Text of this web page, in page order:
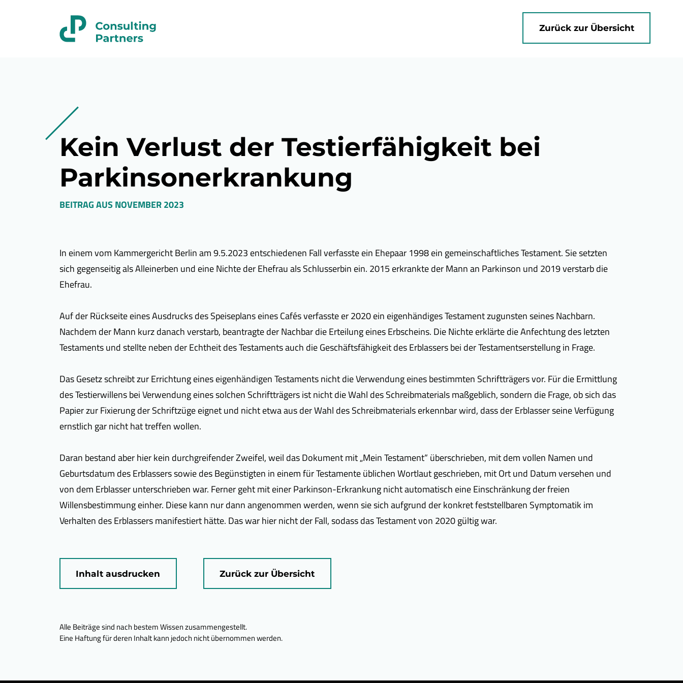
Zurück zur Übersicht
Kein Verlust der Testierfähigkeit bei
Parkinsonerkrankung
BEITRAG AUSNOVEMBER 2023
In einem vom Kammergericht Berlin am 9.5.2023 entschiedenen Fall verfasste ein Ehepaar 1998 ein gemeinschaftliches Testament. Sie setzten
sich gegenseitig als Alleinerben und eine Nichte der Ehefrau als Schlusserbin ein. 2015 erkrankte der Mann an Parkinson und 2019 verstarb die
Ehefrau.
Auf der Rückseite eines Ausdrucks des Speiseplans eines Cafés verfasste er 2020 ein eigenhändiges Testament zugunsten seines Nachbarn.
Nachdem der Mann kurz danach verstarb, beantragte der Nachbar die Erteilung eines Erbscheins. Die Nichte erklärte die Anfechtung des letzten
Testaments und stellte neben der Echtheit des Testaments auch die Geschäftsfähigkeit des Erblassers bei der Testamentserstellung in Frage.
Das Gesetz schreibt zur Errichtung eines eigenhändigen Testaments nicht die Verwendung eines bestimmten Schriftträgers vor. Für die Ermittlung
des Testierwillens bei Verwendung eines solchen Schriftträgers ist nicht die Wahl des Schreibmaterials maßgeblich, sondern die Frage, ob sich das
Papier zur Fixierung der Schriftzüge eignet und nicht etwa aus der Wahl des Schreibmaterials erkennbar wird, dass der Erblasser seine Verfügung
ernstlich gar nicht hat treffen wollen.
Daran bestand aber hier kein durchgreifender Zweifel, weil das Dokument mit „Mein Testament“ überschrieben, mit dem vollen Namen und
Geburtsdatum des Erblassers sowie des Begünstigten in einem für Testamente üblichen Wortlaut geschrieben, mit Ort und Datum versehen und
von dem Erblasser unterschrieben war. Ferner geht mit einer Parkinson-Erkrankung nicht automatisch eine Einschränkung der freien
Willensbestimmung einher. Diese kann nur dann angenommen werden, wenn sie sich aufgrund der konkret feststellbaren Symptomatik im
Verhalten des Erblassers manifestiert hätte. Das war hier nicht der Fall, sodass das Testament von 2020 gültig war.
Inhalt ausdrucken Zurück zur Übersicht
Alle Beiträge sind nach bestem Wissen zusammengestellt.
Eine Haftung für deren Inhalt kann jedoch nicht übernommen werden.